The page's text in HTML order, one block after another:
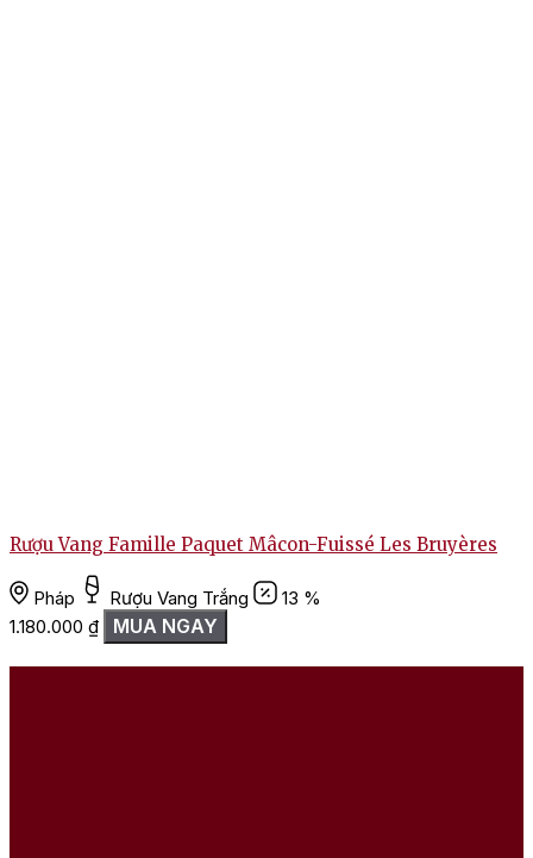
Rượu Vang Famille Paquet Mâcon-Fuissé Les Bruyères
Pháp Rượu Vang Trắng
13 %
1.180.000 ₫ MUA NGAY